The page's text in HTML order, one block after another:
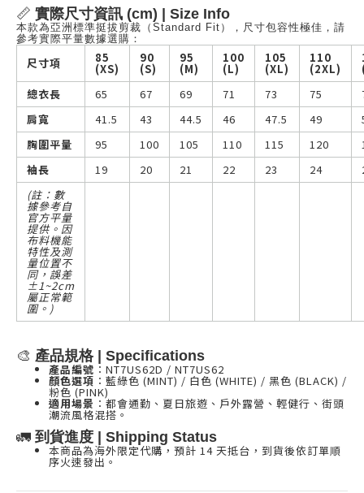
📏 實際尺寸資訊 (cm) | Size Info
本款為亞洲標準挺拔剪裁（Standard Fit），尺寸包容性極佳，請
參考實際平量數據選購：
尺寸項 85
(XS)
90
(S)
95
(M)
100
(L)
105
(XL)
110
(2XL)
總衣長
65 67 69 71 73 75
肩寬
41.5 43 44.5 46 47.5 49
胸圍平量
95 100 105 110 115 120
袖長
19 20 21 22 23 24
(註：數
據參考自
官方平量
提供。因
布料機能
特性及測
量位置不
同，誤差
±1~2cm
屬正常範
圍。)
🎨 產品規格 | Specifications
產品編號 ：NT7US62D / NT7US62
顏色選項 ：藍綠色 (MINT) / 白色 (WHITE) / 黑色 (BLACK) /
粉色 (PINK)
適用場景 ：都會通勤、夏日旅遊、戶外露營、輕健行、街頭
潮流風格混搭。
🚛 到貨進度 | Shipping Status
本商品為海外限定代購，預計 14 天抵台，到貨後依訂單順
序火速發出。